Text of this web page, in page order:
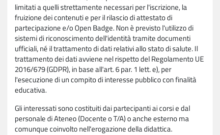
limitati a quelli strettamente necessari per l'iscrizione, la
fruizione dei contenuti e per il rilascio di attestato di
partecipazione e/o Open Badge. Non è previsto l'utilizzo di
sistemi di riconoscimento dell'identità tramite documenti
ufficiali, né il trattamento di dati relativi allo stato di salute. Il
trattamento dei dati avviene nel rispetto del Regolamento UE
2016/679 (GDPR), in base all'art. 6 par. 1 lett. e), per
l'esecuzione di un compito di interesse pubblico con finalità
educativa.
Gli interessati sono costituiti dai partecipanti ai corsi e dal
personale di Ateneo (Docente o T/A) o anche esterno ma
comunque coinvolto nell'erogazione della didattica.